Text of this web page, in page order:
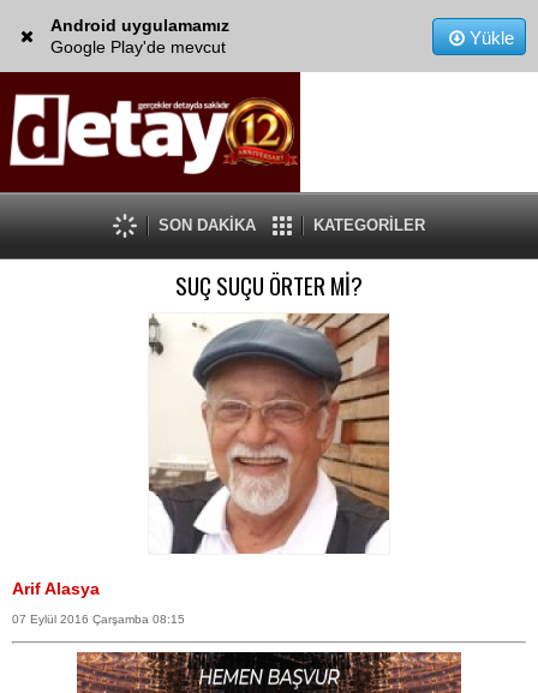
Android uygulamamız
Google Play'de mevcut
Yükle
SON DAKİKA KATEGORİLER
SUÇ SUÇU ÖRTER Mİ?
Arif Alasya
07 Eylül 2016 Çarşamba 08:15